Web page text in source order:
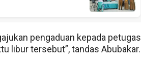
pengaduan kepada petugas
libur tersebut”, tandas Abubakar.